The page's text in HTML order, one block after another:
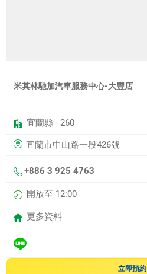
米其林馳加汽車服務中心-大豐店
宜蘭縣 - 260
宜蘭市中山路一段426號
+886 3 925 4763
開放至 12:00
更多資料
立即預約